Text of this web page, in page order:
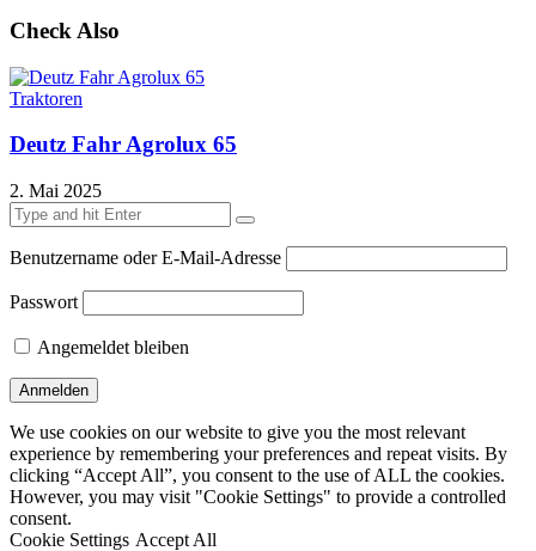
Check Also
Traktoren
Deutz Fahr Agrolux 65
2. Mai 2025
Benutzername oder E-Mail-Adresse
Passwort
Angemeldet bleiben
We use cookies on our website to give you the most relevant
experience by remembering your preferences and repeat visits. By
clicking “Accept All”, you consent to the use of ALL the cookies.
However, you may visit "Cookie Settings" to provide a controlled
consent.
Cookie Settings Accept All